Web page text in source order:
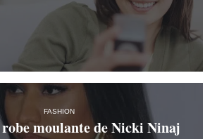
FASHION
moulante de Nicki Ninaj